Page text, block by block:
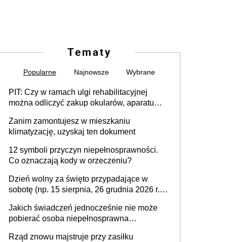
Tematy
Popularne Najnowsze Wybrane
PIT: Czy w ramach ulgi rehabilitacyjnej
można odliczyć zakup okularów, aparatu
Zanim zamontujesz w mieszkaniu
klimatyzację, uzyskaj ten dokument
12 symboli przyczyn niepełnosprawności.
Co oznaczają kody w orzeczeniu?
Dzień wolny za święto przypadające w
sobotę (np. 15 sierpnia, 26 grudnia 2026 r.) –
pracodawcy (sektor prywatny i administracja
publiczna), najczęstsze pytania
Jakich świadczeń jednocześnie nie może
pobierać osoba niepełnosprawna
Rząd znowu majstruje przy zasiłku